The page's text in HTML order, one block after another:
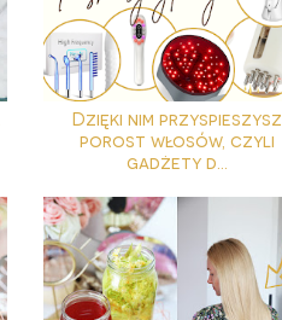
Dzięki nim przyspieszysz
porost włosów, czyli
gadżety d...